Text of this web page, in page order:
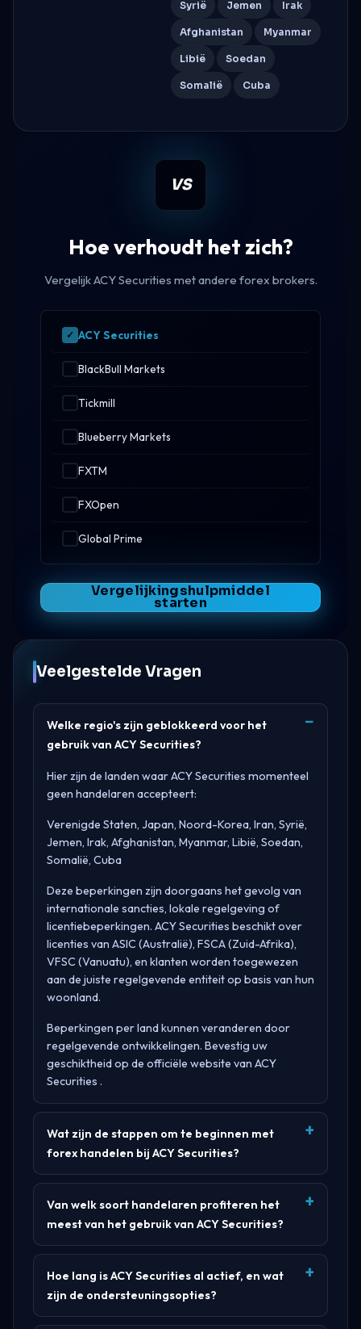
Syrië Jemen Irak
Afghanistan Myanmar
Libië Soedan
Somalië Cuba
VS
Hoe verhoudt het zich?
Vergelijk ACY Securities met andere forex brokers.
ACY Securities
BlackBull Markets
Tickmill
Blueberry Markets
FXTM
FXOpen
Global Prime
Vergelijkingshulpmiddel
starten
Veelgestelde Vragen
Welke regio's zijn geblokkeerd voor het
gebruik van ACY Securities?
Hier zijn de landen waar ACY Securities momenteel
geen handelaren accepteert:
Verenigde Staten, Japan, Noord-Korea, Iran, Syrië,
Jemen, Irak, Afghanistan, Myanmar, Libië, Soedan,
Somalië, Cuba
Deze beperkingen zijn doorgaans het gevolg van
internationale sancties, lokale regelgeving of
licentiebeperkingen. ACY Securities beschikt over
licenties van ASIC (Australië), FSCA (Zuid-Afrika),
VFSC (Vanuatu), en klanten worden toegewezen
aan de juiste regelgevende entiteit op basis van hun
woonland.
Beperkingen per land kunnen veranderen door
regelgevende ontwikkelingen. Bevestig uw
geschiktheid op de officiële website van ACY
Securities .
Wat zijn de stappen om te beginnen met
forex handelen bij ACY Securities?
Van welk soort handelaren profiteren het
meest van het gebruik van ACY Securities?
Hoe lang is ACY Securities al actief, en wat
zijn de ondersteuningsopties?